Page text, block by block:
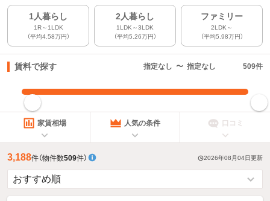
1人暮らし
1R～1LDK
（平均4.58万円）
2人暮らし
1LDK～3LDK
（平均5.26万円）
ファミリー
2LDK～
（平均5.98万円）
賃料で探す 指定なし 〜 指定なし 509件
指定した賃料で絞り込む
家賃相場 人気の条件 口コミ
3,188件（物件数509件） 2026年08月04日更新